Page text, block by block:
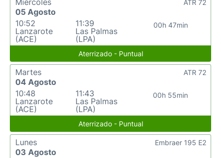
Miércoles
05 Agosto
10:52
Lanzarote
(ACE)
11:39
Las Palmas
(LPA)
00h 47min
ATR 72
Aterrizado - Puntual
Martes
04 Agosto
10:48
Lanzarote
(ACE)
11:43
Las Palmas
(LPA)
00h 55min
ATR 72
Aterrizado - Puntual
Lunes
03 Agosto
Embraer 195 E2